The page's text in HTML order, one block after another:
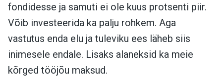
fondidesse ja samuti ei ole kuus protsenti piir.
Võib investeerida ka palju rohkem. Aga
vastutus enda elu ja tuleviku ees läheb siis
inimesele endale. Lisaks alaneksid ka meie
kõrged tööjõu maksud.